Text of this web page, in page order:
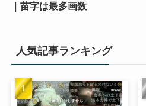
｜苗字は最多画数
人気記事ランキング